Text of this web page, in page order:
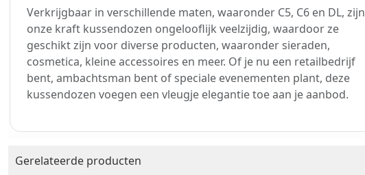
Verkrijgbaar in verschillende maten, waaronder C5, C6 en DL, zijn
onze kraft kussendozen ongelooflijk veelzijdig, waardoor ze
geschikt zijn voor diverse producten, waaronder sieraden,
cosmetica, kleine accessoires en meer. Of je nu een retailbedrijf
bent, ambachtsman bent of speciale evenementen plant, deze
kussendozen voegen een vleugje elegantie toe aan je aanbod.
Gerelateerde producten